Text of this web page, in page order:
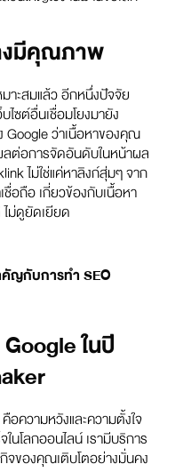
งมีคุณภาพ
าะสมแล้ว อีกหนึ่งปัจจัย
ซต์อื่นเชื่อมโยงมายัง
ว่าเนื้อหาของคุณ
ลต่อการจัดอันดับในหน้าผล
ไม่ใช่แค่หาลิงก์สุ่มๆ จาก
อถือ เกี่ยวข้องกับเนื้อหา
ม่ดูยัดเยียด
คัญกับการทำ SEO
ในปี
คือความหวังและความตั้งใจ
นโลกออนไลน์ เรามีบริการ
จของคุณเติบโตอย่างมั่นคง